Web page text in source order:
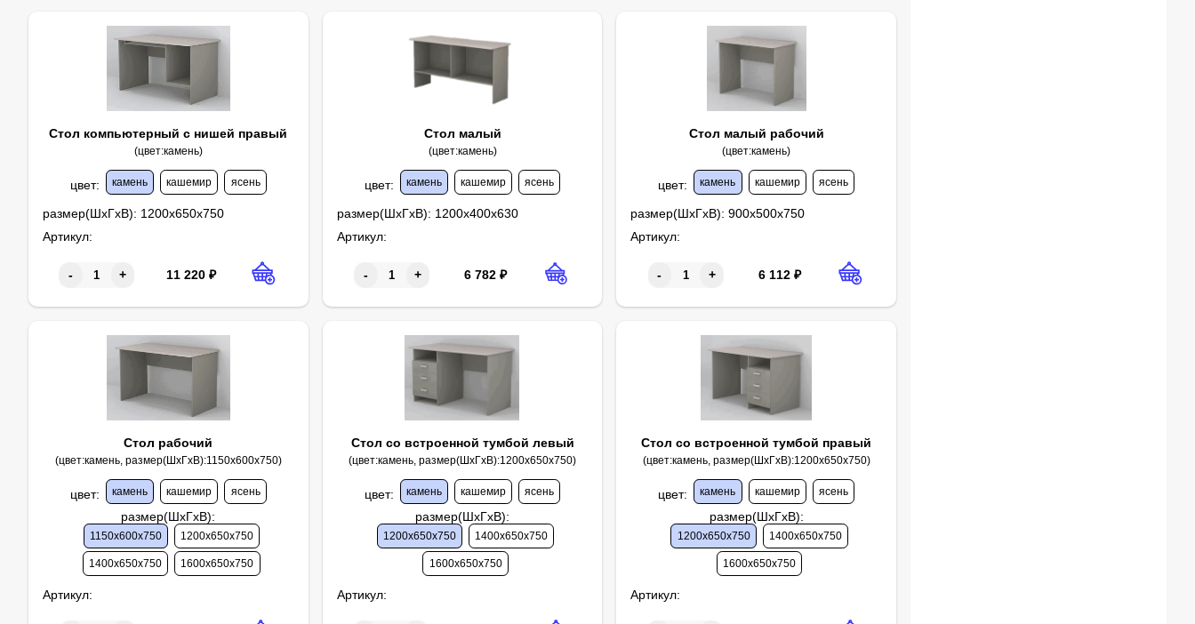
Стол компьютерный с нишей правый
(цвет:камень)
цвет: камень кашемир ясень
размер(ШхГхВ): 1200х650х750
Артикул:
- + 11 220 ₽
Стол малый
(цвет:камень)
цвет: камень кашемир ясень
размер(ШхГхВ): 1200х400х630
Артикул:
- + 6 782₽
Стол малый рабочий
(цвет:камень)
цвет: камень кашемир ясень
размер(ШхГхВ):900х500х750
Артикул:
- + 6 112₽
Стол рабочий
(цвет:камень, размер(ШхГхВ):1150х600х750)
цвет: камень кашемир ясень
размер(ШхГхВ):
1150х600х750 1200х650х750
1400х650х750 1600х650х750
Артикул:
Стол со встроенной тумбой левый
(цвет:камень, размер(ШхГхВ):1200х650х750)
цвет: камень кашемир ясень
размер(ШхГхВ):
1200х650х750 1400х650х750
1600х650х750
Артикул:
Стол со встроенной тумбой правый
(цвет:камень, размер(ШхГхВ):1200х650х750)
цвет: камень кашемир ясень
размер(ШхГхВ):
1200х650х750 1400х650х750
1600х650х750
Артикул: